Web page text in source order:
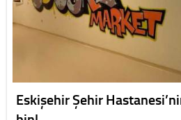
Eskişehir Şehir